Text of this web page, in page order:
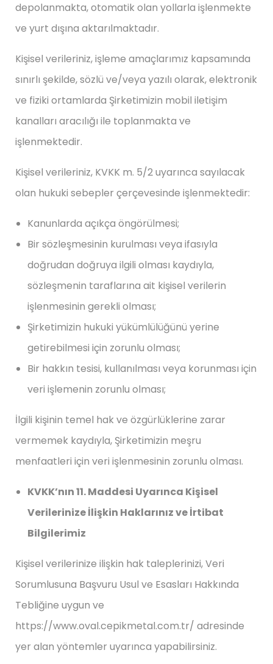
depolanmakta, otomatik olan yollarla işlenmekte
ve yurt dışına aktarılmaktadır.
Kişisel verileriniz, işleme amaçlarımız kapsamında
sınırlı şekilde, sözlü ve/veya yazılı olarak, elektronik
ve fiziki ortamlarda Şirketimizin mobil iletişim
kanalları aracılığı ile toplanmakta ve
işlenmektedir.
Kişisel verileriniz, KVKK m. 5/2 uyarınca sayılacak
olan hukuki sebepler çerçevesinde işlenmektedir:
Kanunlarda açıkça öngörülmesi;
Bir sözleşmesinin kurulması veya ifasıyla
doğrudan doğruya ilgili olması kaydıyla,
sözleşmenin taraflarına ait kişisel verilerin
işlenmesinin gerekli olması;
Şirketimizin hukuki yükümlülüğünü yerine
getirebilmesi için zorunlu olması;
Bir hakkın tesisi, kullanılması veya korunması için
veri işlemenin zorunlu olması;
İlgili kişinin temel hak ve özgürlüklerine zarar
vermemek kaydıyla, Şirketimizin meşru
menfaatleri için veri işlenmesinin zorunlu olması.
KVKK’nın 11. Maddesi Uyarınca Kişisel
Verilerinize İlişkin Haklarınız ve İrtibat
Bilgilerimiz
Kişisel verilerinize ilişkin hak taleplerinizi, Veri
Sorumlusuna Başvuru Usul ve Esasları Hakkında
Tebliğine uygun ve
https://www.oval.cepikmetal.com.tr/ adresinde
yer alan yöntemler uyarınca yapabilirsiniz.